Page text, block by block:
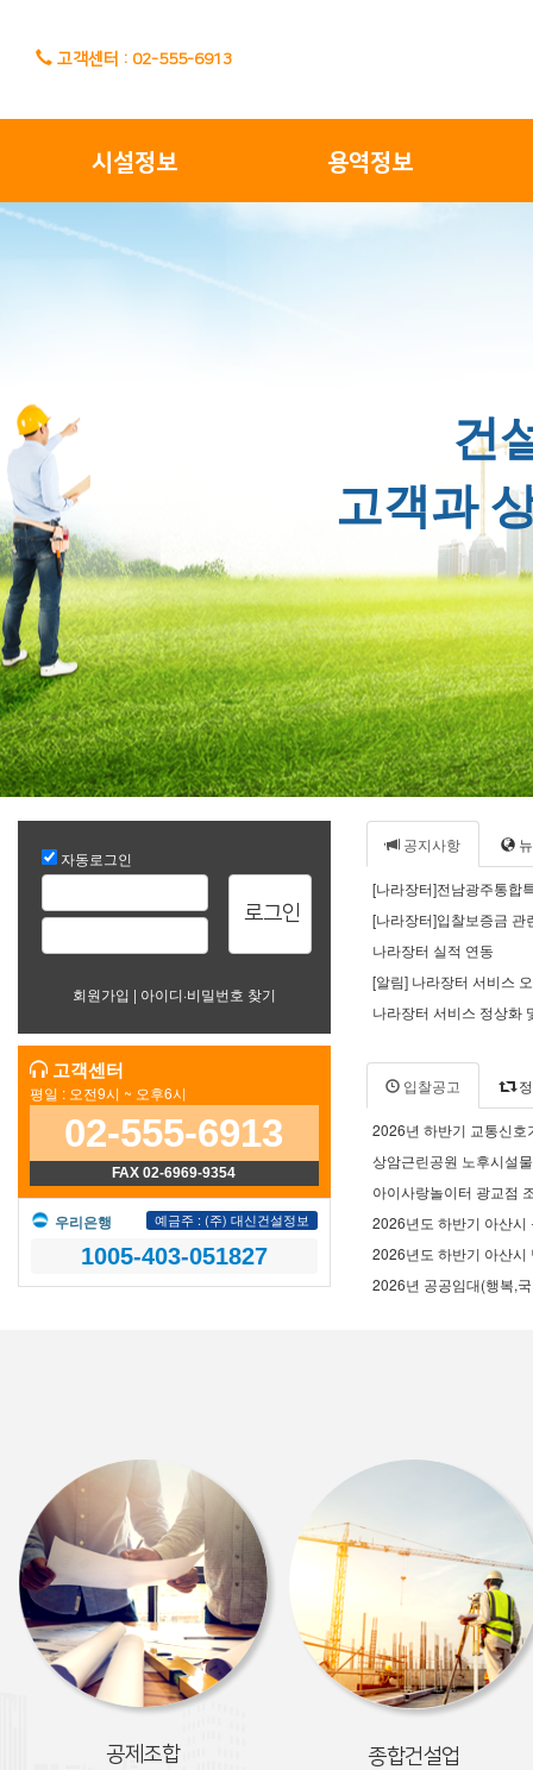
고객센터 : 02-555-6913
건
고객과
자동로그인
로그인
회원가입 | 아이디·비밀번호 찾기
고객센터
평일 : 오전9시 ~ 오후6시
02-555-6913
FAX 02-6969-9354
우리은행 예금주 : (주) 대신건설정보
1005-403-051827
공지사항
[나라장터]전남광주통합
[나라장터]입찰보증금 관
나라장터 실적 연동
[알림] 나라장터 서비스
나라장터 서비스 정상화
입찰공고 정
2026년 하반기 교통신호
상암근린공원 노후시설
아이사랑놀이터 광교점
2026년도 하반기 아산시
2026년도 하반기 아산시
2026년 공공임대(행복,
공제조합 종합건설업